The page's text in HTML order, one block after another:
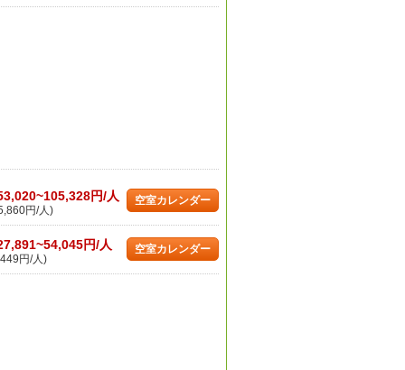
円/人
円/人)
空室カレンダー
円/人
円/人)
空室カレンダー